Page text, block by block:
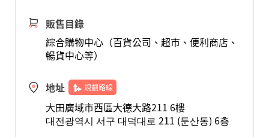
販售目錄
綜合購物中心（百貨公司、超市、便利商店、
暢貨中心等）
地址 規劃路線
大田廣域市西區大德大路211 6樓
대전광역시 서구 대덕대로 211 (둔산동) 6층